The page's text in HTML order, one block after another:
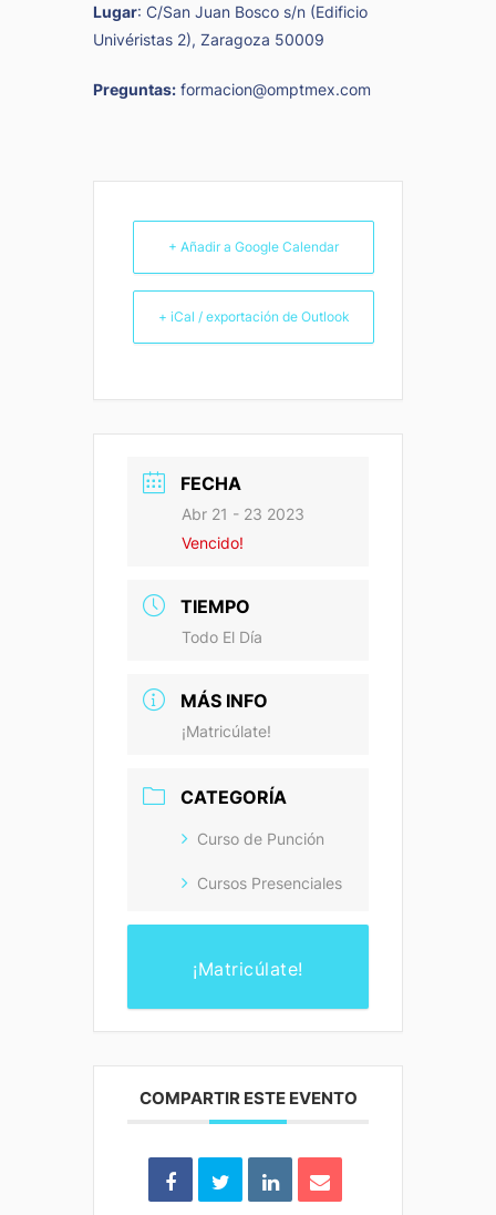
Lugar: C/San Juan Bosco s/n (Edificio
Univéristas 2), Zaragoza 50009
Preguntas: formacion@omptmex.com
+ Añadir a Google Calendar
+ iCal / exportación de Outlook
FECHA
Abr 21 - 23 2023
Vencido!
TIEMPO
Todo El Día
MÁS INFO
¡Matricúlate!
CATEGORÍA
Curso de Punción
Cursos Presenciales
¡Matricúlate!
COMPARTIR ESTE EVENTO